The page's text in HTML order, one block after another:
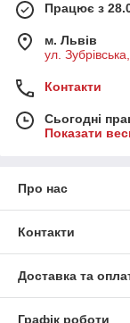
Працює з
м. Львів
ул.
Контакти
Сьогодні
Показати
Про нас
Контакти
Доставка та
Графік роботи